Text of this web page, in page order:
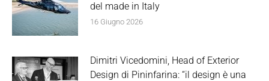
del made in Italy
16 Giugno 2026
Dimitri Vicedomini, Head of Exterior
Design di Pininfarina: “il design è una